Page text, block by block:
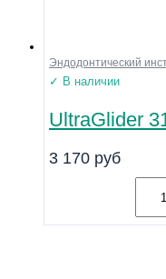
Эндодонтический
✓ В наличии
UltraGlider
3 170 руб